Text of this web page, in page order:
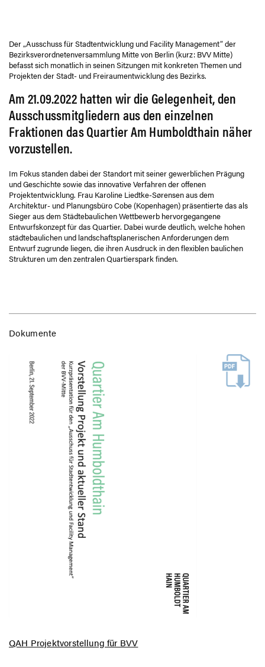
Der „Ausschuss für Stadtentwicklung und Facility Management“ der
Bezirksverordnetenversammlung Mitte von Berlin (kurz: BVV Mitte)
befasst sich monatlich in seinen Sitzungen mit konkreten Themen und
Projekten der Stadt- und Freiraumentwicklung des Bezirks.
Am 21.09.2022 hatten wir die Gelegenheit, den
Ausschussmitgliedern aus den einzelnen
Fraktionen das Quartier Am Humboldthain näher
vorzustellen.
Im Fokus standen dabei der Standort mit seiner gewerblichen Prägung
und Geschichte sowie das innovative Verfahren der offenen
Projektentwicklung. Frau Karoline Liedtke-Sørensen aus dem
Architektur- und Planungsbüro Cobe (Kopenhagen) präsentierte das als
Sieger aus dem Städtebaulichen Wettbewerb hervorgegangene
Entwurfskonzept für das Quartier. Dabei wurde deutlich, welche hohen
städtebaulichen und landschaftsplanerischen Anforderungen dem
Entwurf zugrunde liegen, die ihren Ausdruck in den flexiblen baulichen
Strukturen um den zentralen Quartierspark finden.
Dokumente
QAH Projektvorstellung für BVV